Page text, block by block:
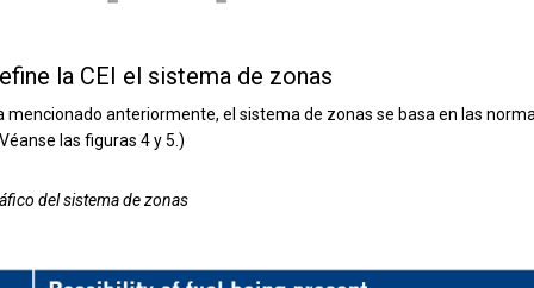
la CEI el sistema de zonas
mencionado anteriormente, el sistema de zonas se basa en las
las figuras 4 y 5.)
del sistema de zonas